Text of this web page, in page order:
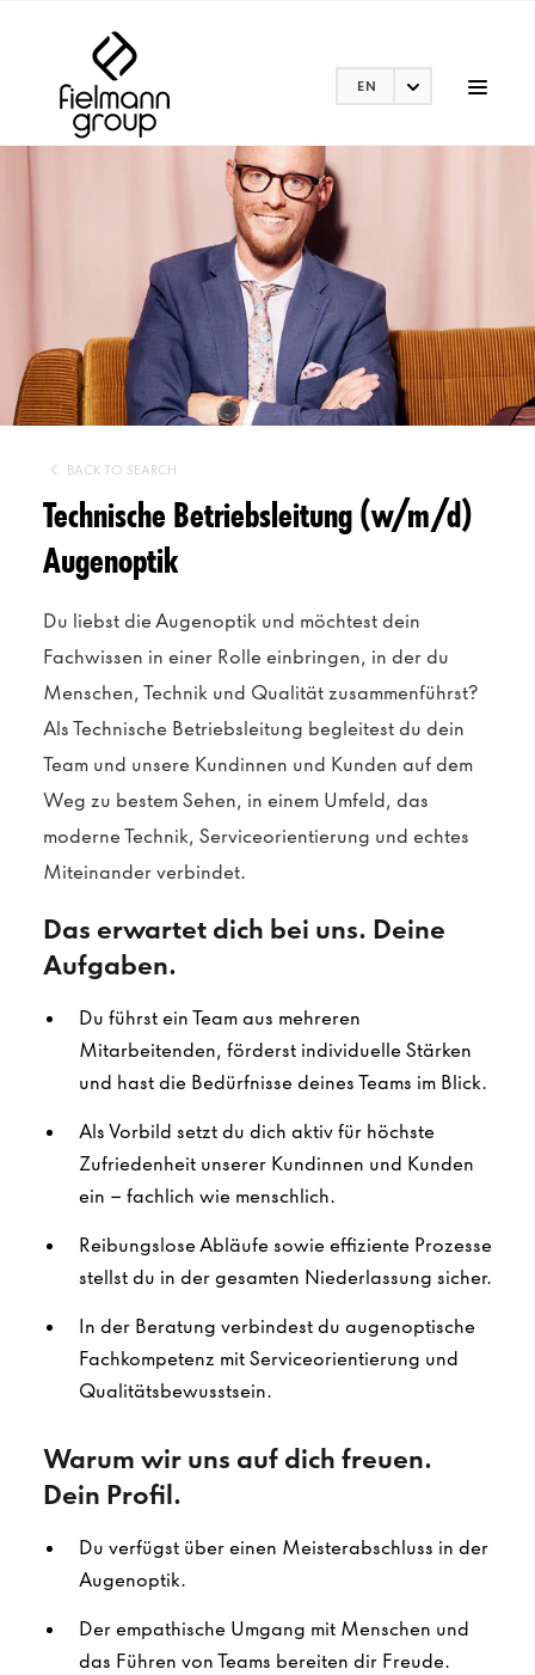
EN
BACK TO SEARCH
Technische Betriebsleitung (w/m/d)
Augenoptik
Du liebst die Augenoptik und möchtest dein
Fachwissen in einer Rolle einbringen, in der du
Menschen, Technik und Qualität zusammenführst?
Als Technische Betriebsleitung begleitest du dein
Team und unsere Kundinnen und Kunden auf dem
Weg zu bestem Sehen, in einem Umfeld, das
moderne Technik, Serviceorientierung und echtes
Miteinander verbindet.
Das erwartet dich bei uns. Deine
Aufgaben.
Du führst ein Team aus mehreren
Mitarbeitenden, förderst individuelle Stärken
und hast die Bedürfnisse deines Teams im Blick.
Als Vorbild setzt du dich aktiv für höchste
Zufriedenheit unserer Kundinnen und Kunden
ein – fachlich wie menschlich.
Reibungslose Abläufe sowie effiziente Prozesse
stellst du in der gesamten Niederlassung sicher.
In der Beratung verbindest du augenoptische
Fachkompetenz mit Serviceorientierung und
Qualitätsbewusstsein.
Warum wir uns auf dich freuen.
Dein Profil.
Du verfügst über einen Meisterabschluss in der
Augenoptik.
Der empathische Umgang mit Menschen und
das Führen von Teams bereiten dir Freude.